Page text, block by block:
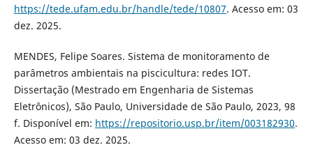
https://tede.ufam.edu.br/handle/tede/10807. Acesso em: 03
dez. 2025.
MENDES, Felipe Soares. Sistema de monitoramento de
parâmetros ambientais na piscicultura: redes IOT.
Dissertação (Mestrado em Engenharia de Sistemas
Eletrônicos), São Paulo, Universidade de São Paulo, 2023, 98
f. Disponível em: https://repositorio.usp.br/item/003182930.
Acesso em: 03 dez. 2025.